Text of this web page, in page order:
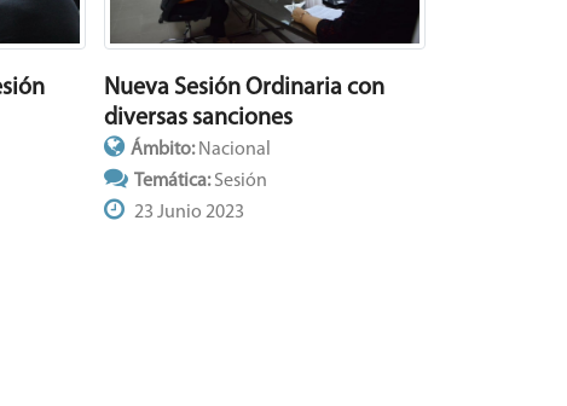
Nueva Sesión Ordinaria con
diversas sanciones
Ámbito: Nacional
Temática:Sesión
23 Junio 2023